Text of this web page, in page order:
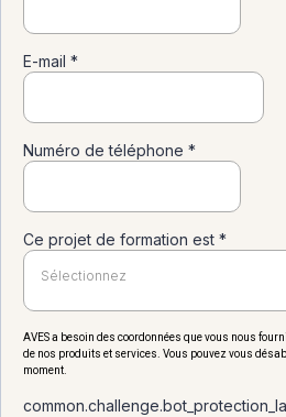
E-mail *
Numéro de téléphone *
Ce projet de formation est *
Sélectionnez
AVES a besoin des coordonnées que vous nous
de nos produits et services. Vous pouvez vous
moment.